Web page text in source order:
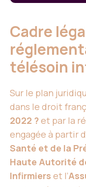
Cadre
télésoin
Sur le plan
dans le droit
2022 ?et par la
engagée à partir
Santé et de la
Haute Autorité
Infirmiers et l’